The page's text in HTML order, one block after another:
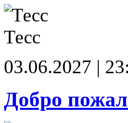
Тесс
03.06.2027 |
Добро